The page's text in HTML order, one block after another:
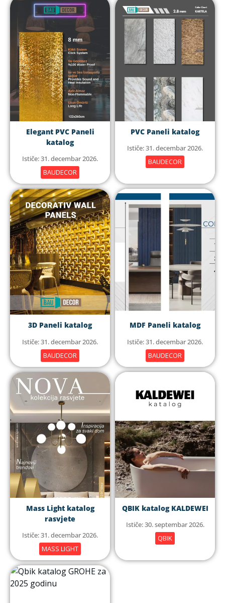
Elegant PVC Paneli
katalog
Ističe: 31. decembar 2026.
BAUDECOR
PVC Paneli katalog
Ističe: 31. decembar 2026.
BAUDECOR
3D Paneli katalog
Ističe: 31. decembar 2026.
BAUDECOR
MDF Paneli katalog
Ističe: 31. decembar 2026.
BAUDECOR
Mass Light katalog
rasvjete
Ističe: 31. decembar 2026.
MASS LIGHT
QBIK katalog KALDEWEI
Ističe: 30. septembar 2026.
QBIK